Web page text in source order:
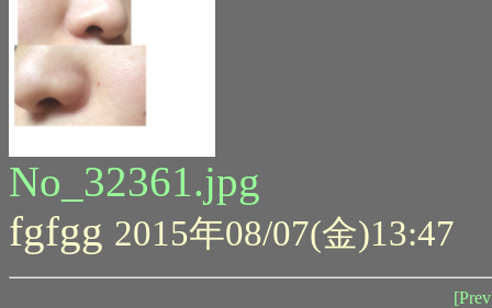
No_32361.jpg
fgfgg 2015年08/07(金)13:47